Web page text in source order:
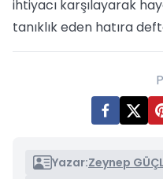
ihtiyacı karşılayarak
tanıklık eden hatıra
Yazar:Zeynep